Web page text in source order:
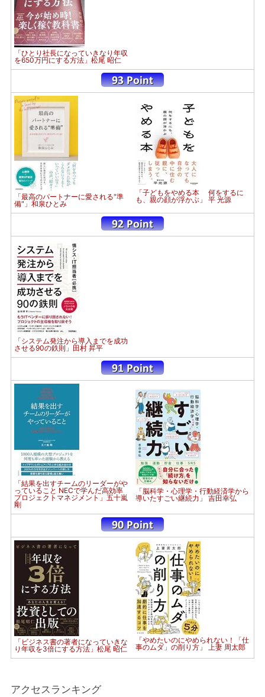
「ひとり社長になっていきなり年収
を650万円にする方法」松尾 昭仁
「最高のパートナーに愛される"準
備"」和泉ひとみ
「子どもをやめる本 何をするに
も、親の顔が浮かぶ」 平 光源
「システム発注から導入までを成功
させる90の鉄則」田村 昇平
「結果を出すチームのリーダーがや
っていること NECで学んだ高効率
プロジェクトマネジメント」五十嵐
剛
「脳科学・心理学・行動経済学から
導いたすごい継続力」 吉田幸弘
「ビジネス書の著者になっていきな
り年収を3倍にする方法」松尾 昭仁
「やめたいのにやめられない！「仕
事のムダ」の削り方」 上妻 周太郎
アクセスランキング